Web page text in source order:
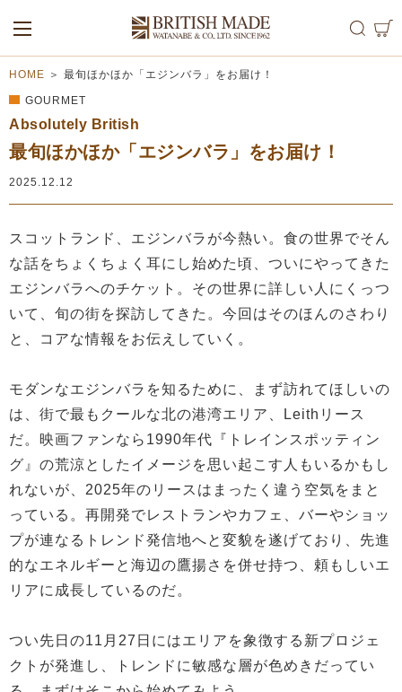
ALL MEN
WOMEN
HOME ＞ 最旬ほかほか「エジンバラ」をお届け！
GOURMET
Absolutely British
最旬ほかほか「エジンバラ」をお届け！
2025.12.12
スコットランド、エジンバラが今熱い。食の世界でそん
な話をちょくちょく耳にし始めた頃、ついにやってきた
エジンバラへのチケット。その世界に詳しい人にくっつ
いて、旬の街を探訪してきた。今回はそのほんのさわり
と、コアな情報をお伝えしていく。
モダンなエジンバラを知るために、まず訪れてほしいの
は、街で最もクールな北の港湾エリア、Leithリース
だ。映画ファンなら1990年代『トレインスポッティン
グ』の荒涼としたイメージを思い起こす人もいるかもし
れないが、2025年のリースはまったく違う空気をまと
っている。再開発でレストランやカフェ、バーやショッ
プが連なるトレンド発信地へと変貌を遂げており、先進
的なエネルギーと海辺の鷹揚さを併せ持つ、頼もしいエ
リアに成長しているのだ。
つい先日の11月27日にはエリアを象徴する新プロジェ
クトが発進し、トレンドに敏感な層が色めきだってい